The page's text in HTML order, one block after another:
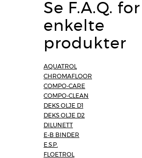
Se F.A.Q.
enkelte
produkter
AQUATROL
CHROMAFLOOR
COMPO-CARE
COMPO-CLEAN
DEKS OLJE D1
DEKS OLJE D2
DILUNETT
E-B BINDER
E.S.P.
FLOETROL